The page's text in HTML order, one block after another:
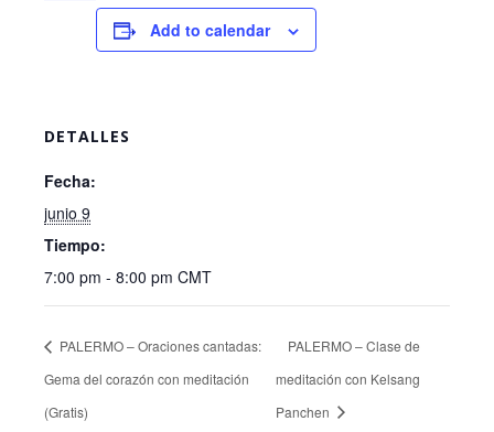
Add to calendar
DETALLES
Fecha:
junio 9
Tiempo:
7:00 pm - 8:00 pm CMT
PALERMO – Oraciones cantadas:
Gema del corazón con meditación
(Gratis)
PALERMO – Clase de
meditación con Kelsang
Panchen